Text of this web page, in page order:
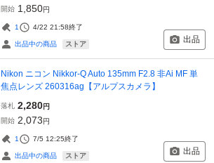
開始 1,850円
1 4/22 21:58終了
出品中の商品 ストア 出品
Nikon ニコン Nikkor-Q Auto 135mm F2.8 非Ai MF 単
焦点レンズ 260316ag【アルプスカメラ】
落札 2,280円
開始 2,073円
1 7/5 12:25終了
出品中の商品 ストア 出品